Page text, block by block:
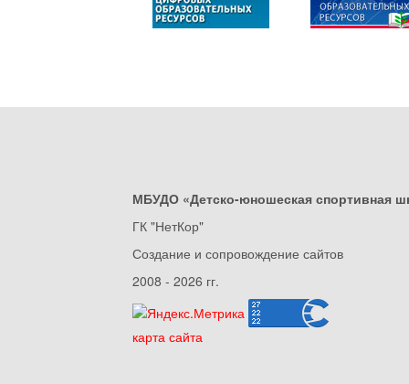
МБУДО «Детско-юношеская спортивная
ГК "НетКор"
Создание и сопровождение сайтов
2008 - 2026 гг.
карта сайта